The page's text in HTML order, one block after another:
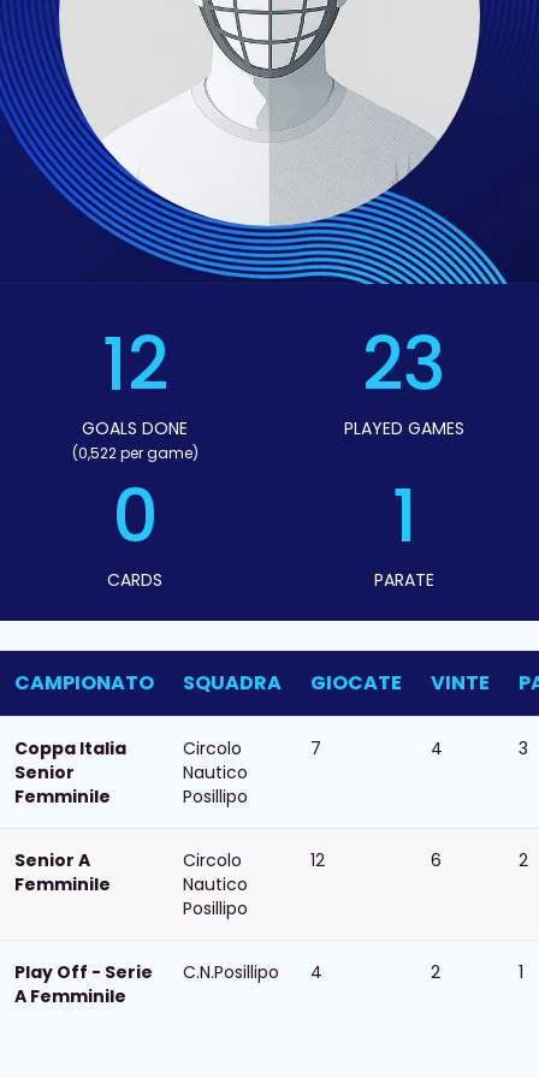
12
GOALS DONE
(0,522 per game)
23
PLAYED GAMES
0
CARDS
1
PARATE
CAMPIONATO SQUADRA GIOCATE VINTE
Coppa Italia
Senior
Femminile
Circolo
Nautico
Posillipo
7 4 3
Senior A
Femminile
Circolo
Nautico
Posillipo
12 6 2
Play Off - Serie
A Femminile
C.N.Posillipo 4 2 1